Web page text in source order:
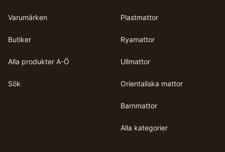
Varumärken
Butiker
Alla produkter A-Ö
Sök
Plastmattor
Ryamattor
Ullmattor
Orientaliska mattor
Barnmattor
Alla kategorier